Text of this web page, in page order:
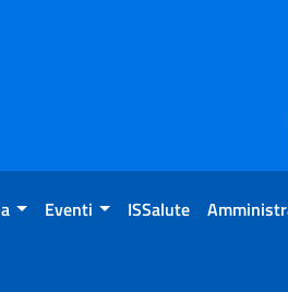
Eventi ISSalute